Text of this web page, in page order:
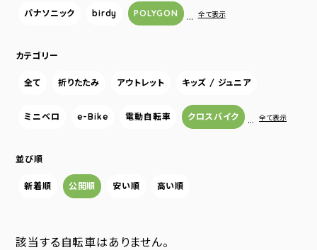
パナソニック birdy POLYGON … 全て表示
カテゴリー
全て 折りたたみ アウトレット キッズ / ジュニア
ミニベロ e-Bike 電動自転車 クロスバイク … 全て表示
並び順
新着順 公開順 安い順 高い順
該当する自転車はありません。